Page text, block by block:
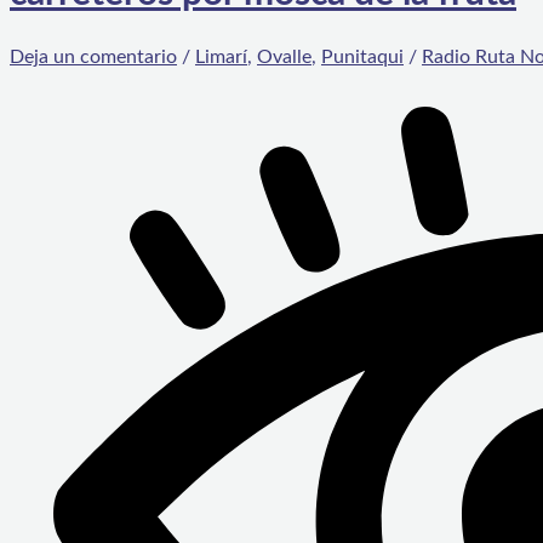
Deja un comentario / Limarí, Ovalle, Punitaqui / Radio Ruta